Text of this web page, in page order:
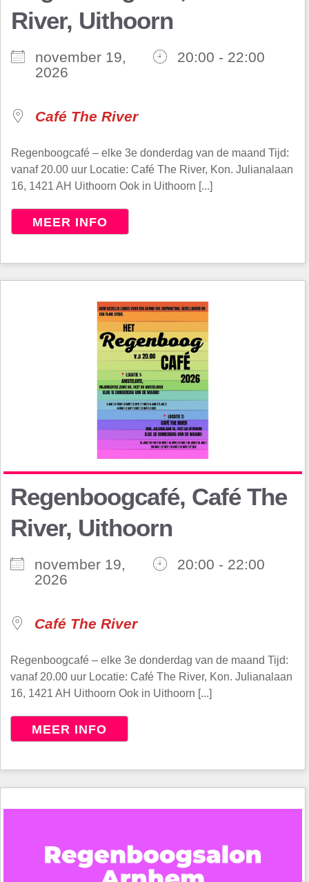
River, Uithoorn
november 19,
2026
20:00 - 22:00
Café The River
Regenboogcafé – elke 3e donderdag van de maand Tijd:
vanaf 20.00 uur Locatie: Café The River, Kon. Julianalaan
16, 1421 AH Uithoorn Ook in Uithoorn [...]
MEER INFO
Regenboogcafé, Café The
River, Uithoorn
november 19,
2026
20:00 - 22:00
Café The River
Regenboogcafé – elke 3e donderdag van de maand Tijd:
vanaf 20.00 uur Locatie: Café The River, Kon. Julianalaan
16, 1421 AH Uithoorn Ook in Uithoorn [...]
MEER INFO